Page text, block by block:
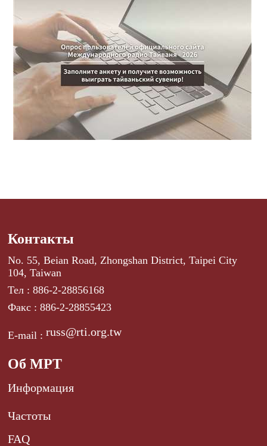
Контакты
No. 55, Beian Road, Zhongshan District, Taipei City
104, Taiwan
Тел : 886-2-28856168
Факс : 886-2-28855423
E-mail :russ@rti.org.tw
Об МРТ
Информация
Частоты
FAQ